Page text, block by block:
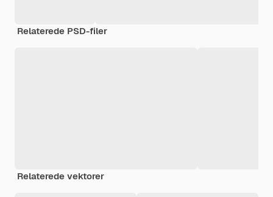
Relaterede PSD-filer
Relaterede vektorer